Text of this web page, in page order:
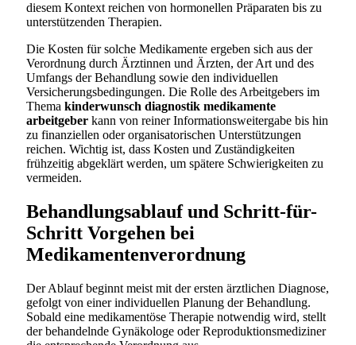
diesem Kontext reichen von hormonellen Präparaten bis zu
unterstützenden Therapien.
Die Kosten für solche Medikamente ergeben sich aus der
Verordnung durch Ärztinnen und Ärzten, der Art und des
Umfangs der Behandlung sowie den individuellen
Versicherungsbedingungen. Die Rolle des Arbeitgebers im
Thema kinderwunsch diagnostik medikamente
arbeitgeber kann von reiner Informationsweitergabe bis hin
zu finanziellen oder organisatorischen Unterstützungen
reichen. Wichtig ist, dass Kosten und Zuständigkeiten
frühzeitig abgeklärt werden, um spätere Schwierigkeiten zu
vermeiden.
Behandlungsablauf und Schritt-für-
Schritt Vorgehen bei
Medikamentenverordnung
Der Ablauf beginnt meist mit der ersten ärztlichen Diagnose,
gefolgt von einer individuellen Planung der Behandlung.
Sobald eine medikamentöse Therapie notwendig wird, stellt
der behandelnde Gynäkologe oder Reproduktionsmediziner